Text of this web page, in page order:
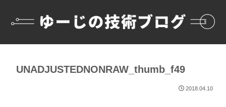
UNADJUSTEDNONRAW_thumb_f49
2018.04.10